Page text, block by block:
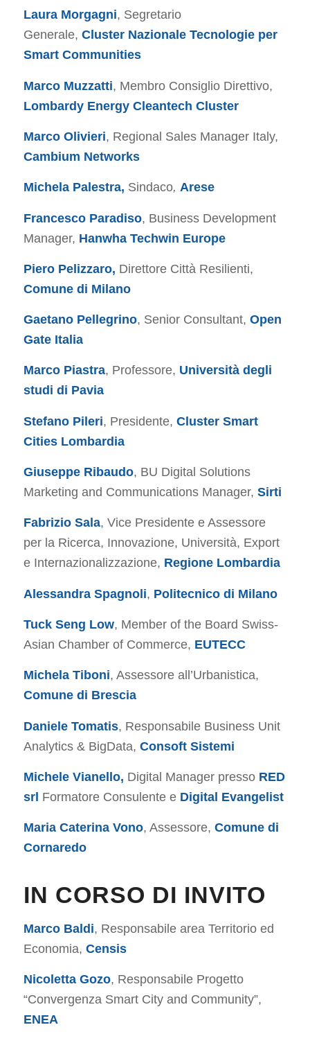
Laura Morgagni, Segretario
Generale, Cluster Nazionale Tecnologie per
Smart Communities
Marco Muzzatti, Membro Consiglio Direttivo,
Lombardy Energy Cleantech Cluster
Marco Olivieri, Regional Sales Manager Italy,
Cambium Networks
Michela Palestra, Sindaco, Arese
Francesco Paradiso, Business Development
Manager, Hanwha Techwin Europe
Piero Pelizzaro, Direttore Città Resilienti,
Comune di Milano
Gaetano Pellegrino, Senior Consultant, Open
Gate Italia
Marco Piastra, Professore, Università degli
studi di Pavia
Stefano Pileri, Presidente, Cluster Smart
Cities Lombardia
Giuseppe Ribaudo, BU Digital Solutions
Marketing and Communications Manager, Sirti
Fabrizio Sala, Vice Presidente e Assessore
per la Ricerca, Innovazione, Università, Export
e Internazionalizzazione, Regione Lombardia
Alessandra Spagnoli, Politecnico di Milano
Tuck Seng Low, Member of the Board Swiss-
Asian Chamber of Commerce, EUTECC
Michela Tiboni, Assessore all’Urbanistica,
Comune di Brescia
Daniele Tomatis, Responsabile Business Unit
Analytics & BigData, Consoft Sistemi
Michele Vianello, Digital Manager presso RED
srl Formatore Consulente e Digital Evangelist
Maria Caterina Vono, Assessore, Comune di
Cornaredo
IN CORSO DI INVITO
Marco Baldi, Responsabile area Territorio ed
Economia, Censis
Nicoletta Gozo, Responsabile Progetto
“Convergenza Smart City and Community”,
ENEA